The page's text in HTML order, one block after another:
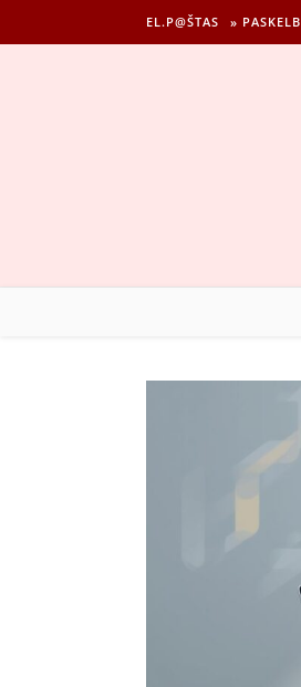
EL.P@ŠTAS »